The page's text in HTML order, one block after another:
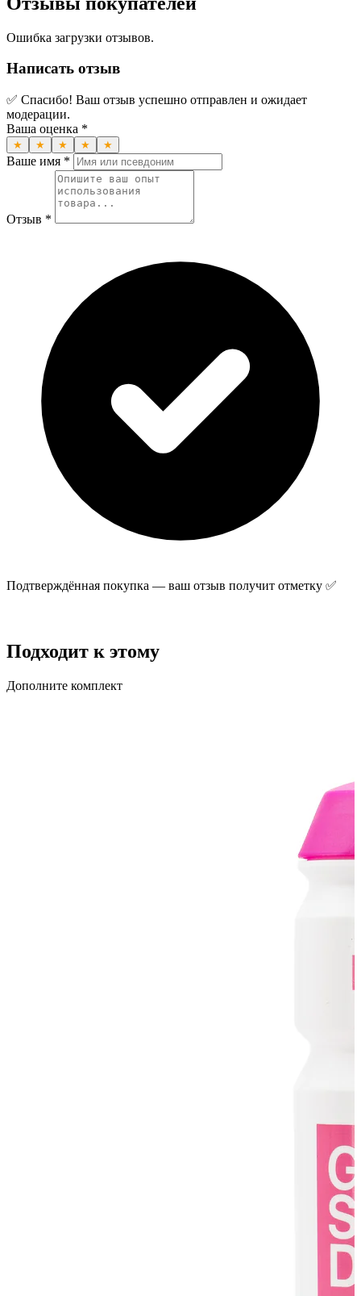
Ошибка загрузки отзывов.
Написать отзыв
✅ Спасибо! Ваш отзыв успешно отправлен и ожидает
модерации.
Ваша оценка *
★ ★ ★ ★ ★
Ваше имя *
Отзыв *
Подтверждённая покупка — ваш отзыв получит отметку ✅
Подходит к этому
Дополните комплект